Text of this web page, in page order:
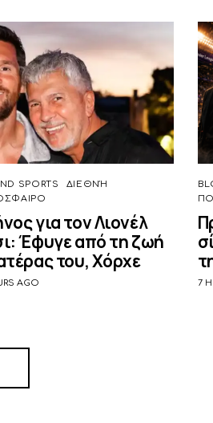
SPORTS
ΔΙΕΘΝΉ
για τον Λιονέλ
Έφυγε από τη ζωή
του, Χόρχε
AGO 7